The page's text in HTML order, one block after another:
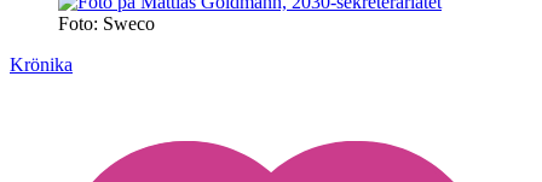
Foto: Sweco
Krönika